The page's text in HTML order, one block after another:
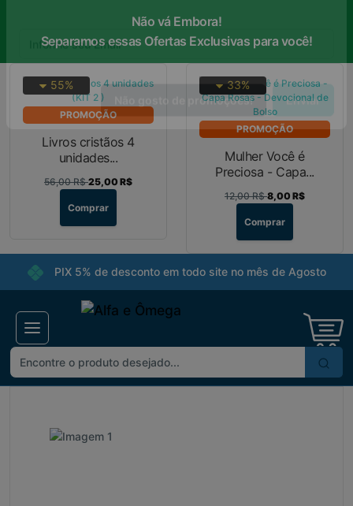
Não vá Embora!
Separamos essas Ofertas Exclusivas para você!
PROMOÇÃO
55%
Livros cristãos 4
unidades...
56,00 R$25,00 R$
Comprar
PROMOÇÃO
33%
Mulher Você é
Preciosa - Capa...
12,00 R$8,00 R$
Comprar
PIX 5% de desconto em todo site no mês de Agosto
Receba ofertas e descontos exclusivos
Não gosto de promoções! Enviar